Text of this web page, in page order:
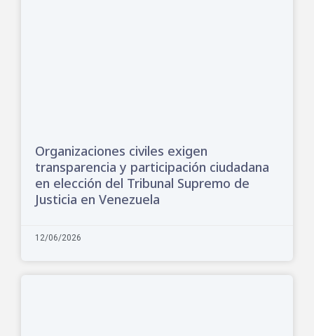
Organizaciones civiles exigen
transparencia y participación ciudadana
en elección del Tribunal Supremo de
Justicia en Venezuela
12/06/2026